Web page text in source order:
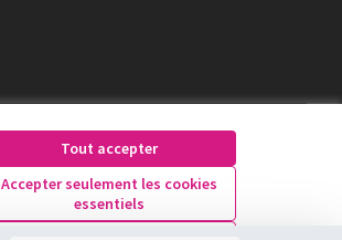
Tout accepter
Accepter seulement les cookies
essentiels
Licence Creative
(Lien externe)